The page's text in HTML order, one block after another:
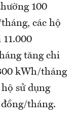
100
các hộ
tăng chi
kWh/tháng
sử dụng
tháng.